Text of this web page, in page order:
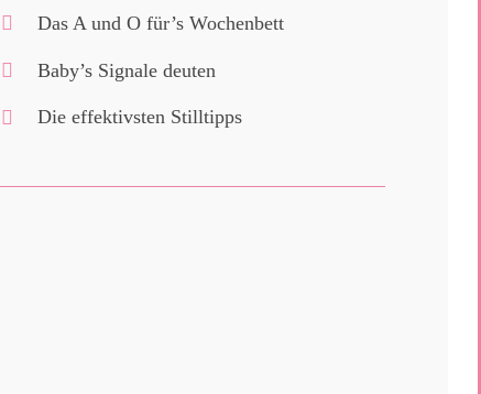
Das A und O für’s Wochenbett
Baby’s Signale deuten
Die effektivsten Stilltipps